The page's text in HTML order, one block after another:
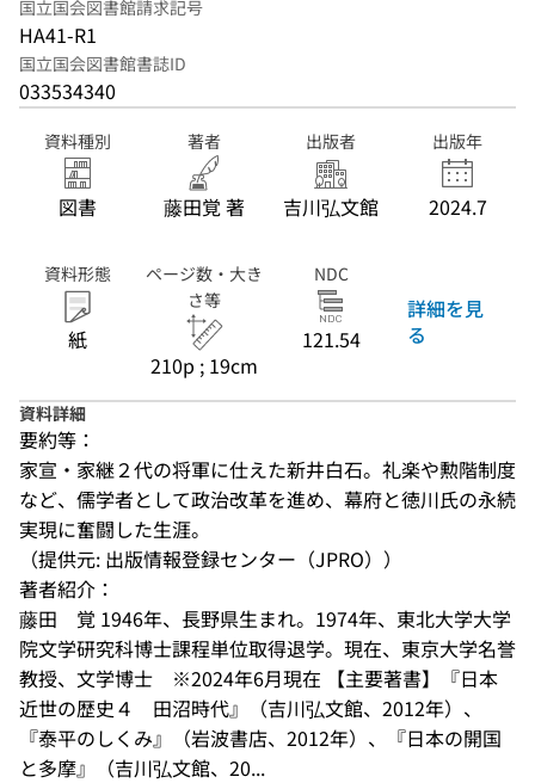
国立国会図書館請求記号
HA41-R1
国立国会図書館書誌ID
033534340
資料種別
図書
著者
藤田覚 著
出版者
吉川弘文館
出版年
2024.7
資料形態
紙
ページ数・大き
さ等
210p ; 19cm
NDC
121.54
詳細を見
る
資料詳細
要約等：
家宣・家継２代の将軍に仕えた新井白石。礼楽や勲階制度
など、儒学者として政治改革を進め、幕府と徳川氏の永続
実現に奮闘した生涯。
（提供元: 出版情報登録センター（JPRO））
著者紹介：
藤田　覚 1946年、長野県生まれ。1974年、東北大学大学
院文学研究科博士課程単位取得退学。現在、東京大学名誉
教授、文学博士　※2024年6月現在 【主要著書】『日本
近世の歴史４　田沼時代』（吉川弘文館、2012年）、
『泰平のしくみ』（岩波書店、2012年）、『日本の開国
と多摩』（吉川弘文館、20...